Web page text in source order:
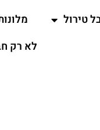
טירול
לא רק